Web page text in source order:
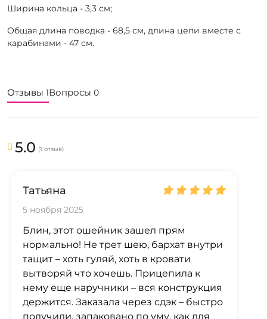
Ширина кольца - 3,3 см;
Общая длина поводка - 68,5 см, длина цепи вместе с
карабинами - 47 см.
Отзывы 1Вопросы 0
5.0 (1 отзыв)
Татьяна
5 ноября 2025
Блин, этот ошейник зашел прям
нормально! Не трет шею, бархат внутри
тащит – хоть гуляй, хоть в кровати
вытворяй что хочешь. Прицепила к
нему еще наручники – вся конструкция
держится. Заказала через сдэк – быстро
получили, запаковано по уму, как для